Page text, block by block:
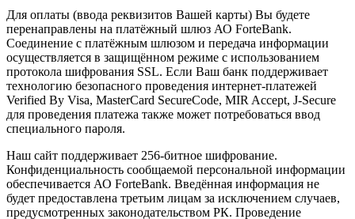
Для оплаты (ввода реквизитов Вашей карты) Вы будете
перенаправлены на платёжный шлюз АО ForteBank.
Соединение с платёжным шлюзом и передача информации
осуществляется в защищённом режиме с использованием
протокола шифрования SSL. Если Ваш банк поддерживает
технологию безопасного проведения интернет-платежей
Verified By Visa, MasterCard SecureCode, MIR Accept, J-Secure
для проведения платежа также может потребоваться ввод
специального пароля.
Наш сайт поддерживает 256-битное шифрование.
Конфиденциальность сообщаемой персональной информации
обеспечивается АО ForteBank. Введённая информация не
будет предоставлена третьим лицам за исключением случаев,
предусмотренных законодательством РК. Проведение